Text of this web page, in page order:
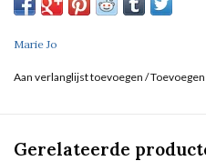
Flatteert altijd in off-white
Marie Jo
Aan verlanglijst toevoegen /
Gerelateerde